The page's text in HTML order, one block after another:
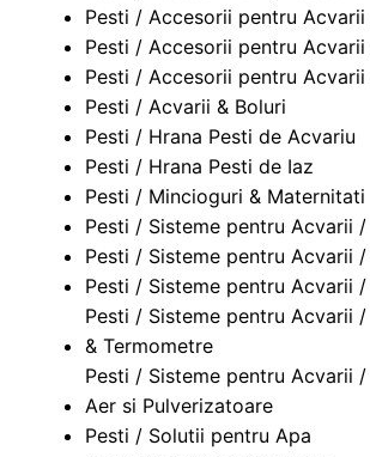
Pesti / Accesorii pentru
Pesti / Accesorii pentru
Pesti / Accesorii pentru
Pesti / Acvarii & Boluri
Pesti / Hrana Pesti de Acvariu
Pesti / Hrana Pesti de Iaz
Pesti / Mincioguri & Maternitati
Pesti / Sisteme pentru Acvarii
Pesti / Sisteme pentru Acvarii
Pesti / Sisteme pentru Acvarii /
Pesti / Sisteme pentru Acvarii
& Termometre
Pesti / Sisteme pentru Acvarii
Aer si Pulverizatoare
Pesti / Solutii pentru Apa